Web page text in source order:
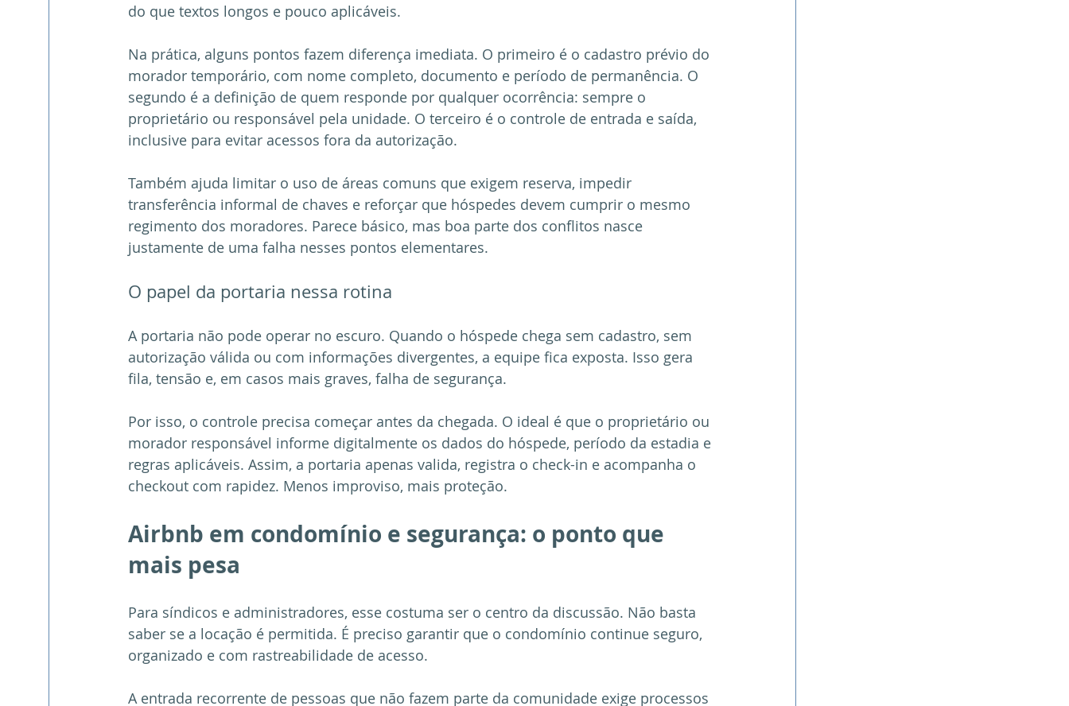
do que textos longos e pouco aplicáveis.
Na prática, alguns pontos fazem diferença imediata. O primeiro é o cadastro prévio do
morador temporário, com nome completo, documento e período de permanência. O
segundo é a definição de quem responde por qualquer ocorrência: sempre o
proprietário ou responsável pela unidade. O terceiro é o controle de entrada e saída,
inclusive para evitar acessos fora da autorização.
Também ajuda limitar o uso de áreas comuns que exigem reserva, impedir
transferência informal de chaves e reforçar que hóspedes devem cumprir o mesmo
regimento dos moradores. Parece básico, mas boa parte dos conflitos nasce
justamente de uma falha nesses pontos elementares.
O papel da portaria nessa rotina
A portaria não pode operar no escuro. Quando o hóspede chega sem cadastro, sem
autorização válida ou com informações divergentes, a equipe fica exposta. Isso gera
fila, tensão e, em casos mais graves, falha de segurança.
Por isso, o controle precisa começar antes da chegada. O ideal é que o proprietário ou
morador responsável informe digitalmente os dados do hóspede, período da estadia e
regras aplicáveis. Assim, a portaria apenas valida, registra o check-in e acompanha o
checkout com rapidez. Menos improviso, mais proteção.
Airbnb em condomínio e segurança: o ponto que
mais pesa
Para síndicos e administradores, esse costuma ser o centro da discussão. Não basta
saber se a locação é permitida. É preciso garantir que o condomínio continue seguro,
organizado e com rastreabilidade de acesso.
A entrada recorrente de pessoas que não fazem parte da comunidade exige processos